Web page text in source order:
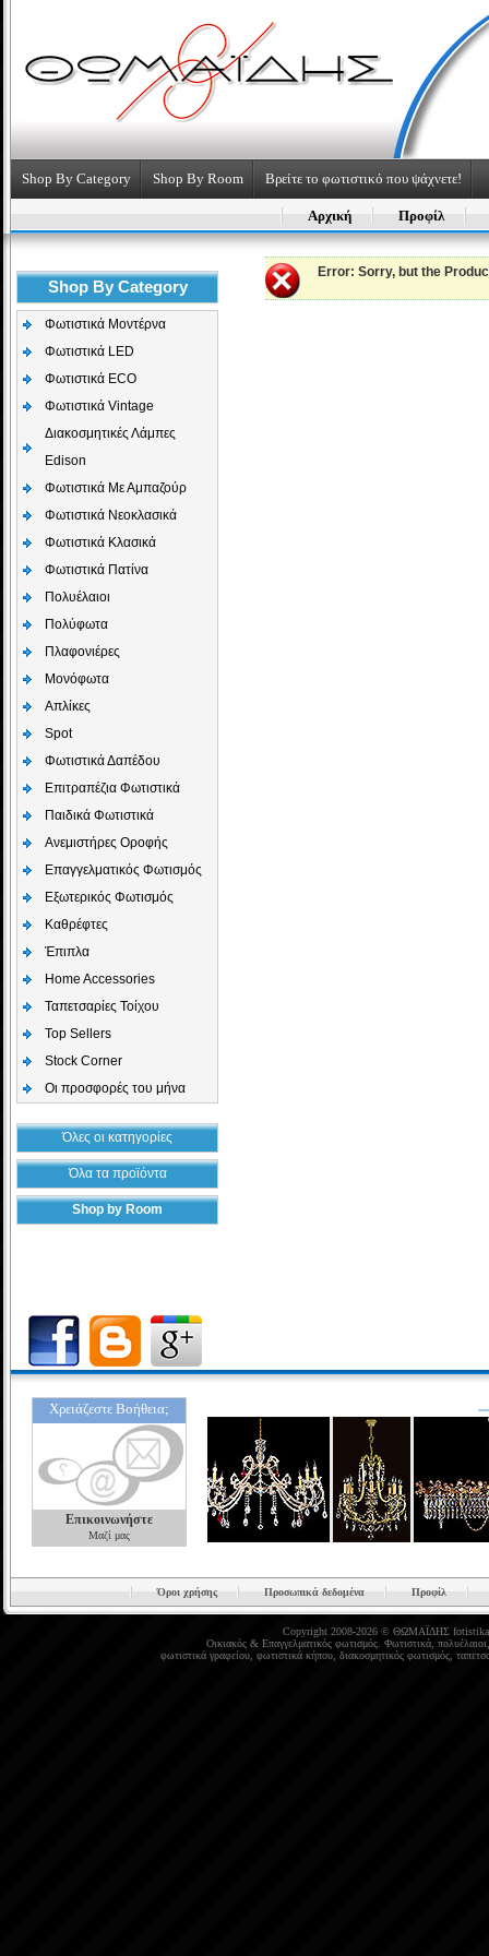
Shop By Category Shop By Room Βρείτε το φωτιστικό που ψάχνετε!
Αρχική Προφίλ
Shop By Category
Φωτιστικά Μοντέρνα
Φωτιστικά LED
Φωτιστικά ECO
Φωτιστικά Vintage
Διακοσμητικές Λάμπες
Edison
Φωτιστικά Με Αμπαζούρ
Φωτιστικά Νεοκλασικά
Φωτιστικά Κλασικά
Φωτιστικά Πατίνα
Πολυέλαιοι
Πολύφωτα
Πλαφονιέρες
Μονόφωτα
Απλίκες
Spot
Φωτιστικά Δαπέδου
Επιτραπέζια Φωτιστικά
Παιδικά Φωτιστικά
Aνεμιστήρες Οροφής
Επαγγελματικός Φωτισμός
Εξωτερικός Φωτισμός
Καθρέφτες
Έπιπλα
Home Accessories
Ταπετσαρίες Τοίχου
Top Sellers
Stock Corner
Οι προσφορές του μήνα
Όλες οι κατηγορίες
Όλα τα προϊόντα
Shop by Room
Error: Sorry, but the
Χρειάζεστε Βοήθεια;
Επικοινωνήστε
Μαζί μας
Όροι χρήσης Προσωπικά δεδομένα Προφίλ
Copyright 2008-2026 © ΘΩΜΑΪΔΗΣ
Οικιακός& Επαγγελματικός φωτισμός. Φωτιστικά, πολυέλαιοι
φωτιστικά γραφείου, φωτιστικά κήπου, διακοσμητικός φωτισμός,